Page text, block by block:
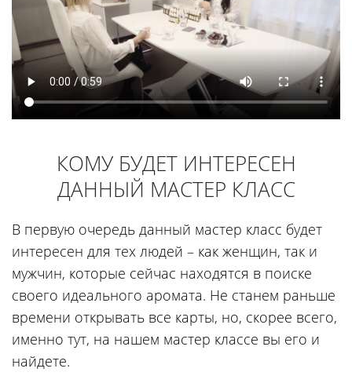
КОМУ БУДЕТ ИНТЕРЕСЕН
ДАННЫЙ МАСТЕР КЛАСС
В первую очередь данный мастер класс будет
интересен для тех людей – как женщин, так и
мужчин, которые сейчас находятся в поиске
своего идеального аромата. Не станем раньше
времени открывать все карты, но, скорее всего,
именно тут, на нашем мастер классе вы его и
найдете.